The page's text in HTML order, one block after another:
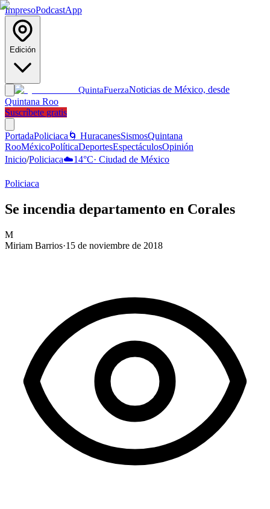
ImpresoPodcastApp
Edición
QuintaFuerzaNoticias de México, desde
Quintana Roo
Suscríbete gratis
PortadaPoliciaca 🌀 HuracanesSismosQuintana
RooMéxicoPolíticaDeportesEspectáculosOpinión
Inicio/Policiaca☁️14°C· Ciudad de México
Policiaca
Se incendia departamento en Corales
M
Miriam Barrios·15 de noviembre de 2018